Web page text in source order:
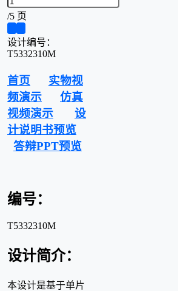
/5 页
设计编号：
T5332310M
首页
实物视
频演示
仿真
视频演示
设
计说明书预览
答辩PPT预览
编号：
T5332310M
设计简介：
本设计是基于单片